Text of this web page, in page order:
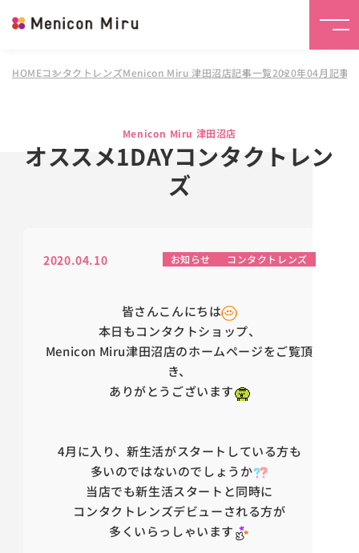
HOMEコンタクトレンズMenicon Miru 津田沼店記事一覧2020年04月記事
Menicon Miru 津田沼店
オススメ1DAYコンタクトレン
ズ
2020.04.10 お知らせ コンタクトレンズ
皆さんこんにちは
本日もコンタクトショップ、
Menicon Miru津田沼店のホームページをご覧頂
き、
ありがとうございます
4月に入り、新生活がスタートしている方も
多いのではないのでしょうか
当店でも新生活スタートと同時に
コンタクトレンズデビューされる方が
多くいらっしゃいます